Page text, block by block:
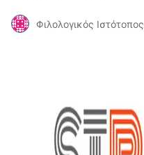
Φιλολογικός Ιστότοπος